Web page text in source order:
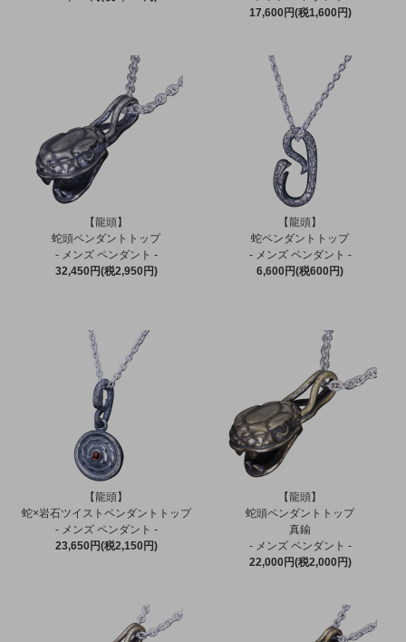
17,600円(税1,600円)
【龍頭】
蛇頭ペンダントトップ
- メンズ ペンダント -
32,450円(税2,950円)
【龍頭】
蛇ペンダントトップ
- メンズ ペンダント -
6,600円(税600円)
【龍頭】
蛇×岩石ツイストペンダントトップ
- メンズ ペンダント -
23,650円(税2,150円)
【龍頭】
蛇頭ペンダントトップ
真鍮
- メンズ ペンダント -
22,000円(税2,000円)